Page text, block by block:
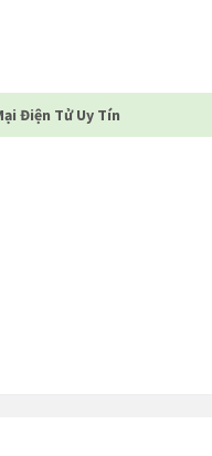
Điện Tử Uy Tín